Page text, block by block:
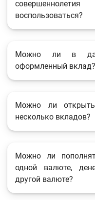
воспользоваться?
Можно ли в
оформленный вклад?
Можно ли
несколько вкладов?
Можно ли
одной валюте,
другой валюте?